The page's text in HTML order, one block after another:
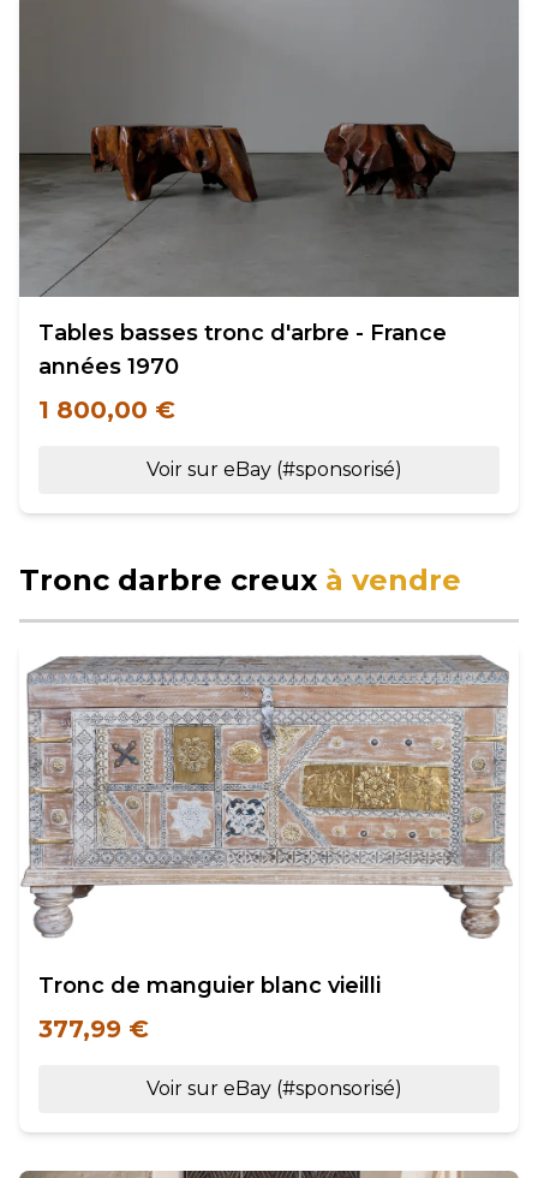
Tables basses tronc d'arbre - France
années 1970
1 800,00 €
Voir sur eBay (#sponsorisé)
Tronc darbre creux à vendre
Tronc de manguier blanc vieilli
377,99 €
Voir sur eBay (#sponsorisé)